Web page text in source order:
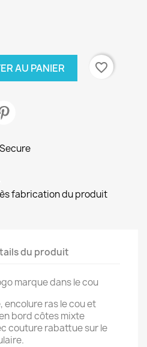
AU PANIER favorite_border
fabrication du produit
du produit
marque dans le cou
encolure ras le cou et
bord côtes mixte
couture rabattue sur le